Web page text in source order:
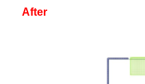
After